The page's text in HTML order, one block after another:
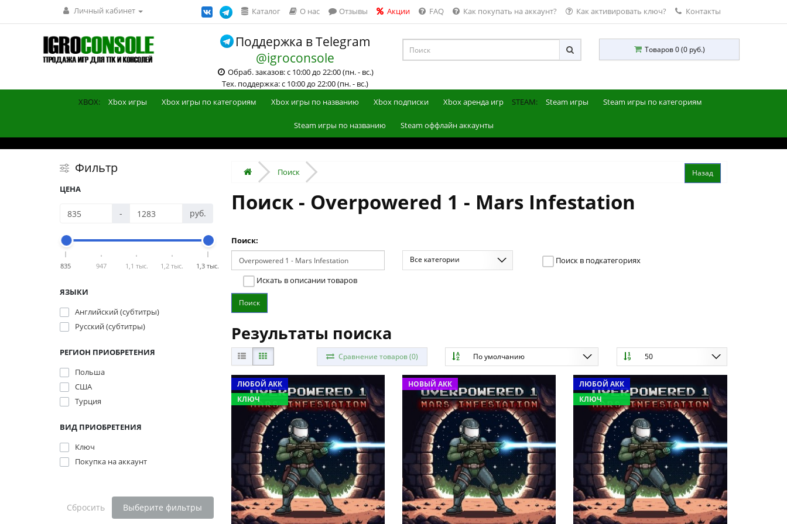
Личный кабинет Каталог О нас Отзывы Акции FAQ Как покупать на аккаунт? Как активировать ключ? Контакты
Поддержка в Telegram
@igroconsole
Обраб. заказов: с 10:00 до 22:00 (пн. - вс.)
Тех. поддержка: с 10:00 до 22:00 (пн. - вс.)
Товаров 0 (0 руб.)
XBOX: Xbox игры Xbox игры по категориям Xbox игры по названию Xbox подписки Xbox аренда игр STEAM: Steam игры Steam игры по категориям
Steam игры по названию Steam оффлайн аккаунты
Фильтр
ЦЕНА
- руб.
835 947 1,1 тыс. 1,2 тыс. 1,3 тыс.
ЯЗЫКИ
Английский (субтитры)
Русский (субтитры)
РЕГИОН ПРИОБРЕТЕНИЯ
Польша
США
Турция
ВИД ПРИОБРЕТЕНИЯ
Ключ
Покупка на аккаунт
Сбросить Выберите фильтры
Поиск
Поиск - Overpowered 1 - Mars Infestation
Поиск:
Все категории
Поиск в подкатегориях
Искать в описании товаров
Результаты поиска
Сравнение товаров (0) По умолчанию 50
ЛЮБОЙ АКК
КЛЮЧ
НОВЫЙ АКК
ЛЮБОЙ АКК
КЛЮЧ